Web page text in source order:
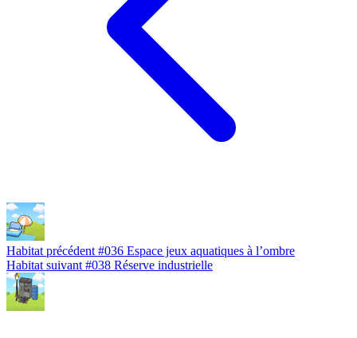
Habitat précédent #036 Espace jeux aquatiques à l’ombre
Habitat suivant #038 Réserve industrielle